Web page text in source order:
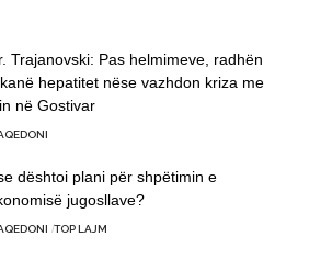
Trajanovski: Pas helmimeve, radhën
hepatitet nëse vazhdon kriza me
në Gostivar
dështoi plani për shpëtimin e
jugosllave?
TOP LAJM